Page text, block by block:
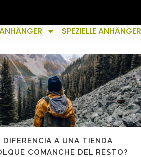
SPEZIELLE ANHÄNGER
DIFERENCIA A UNA TIENDA
COMANCHE DEL RESTO?